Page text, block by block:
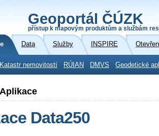
Geoportál ČÚZK
přístup k mapovým produktům a službám
Data Služby INSPIRE
Katastr nemovitostí RÚIAN DMVS Geodetické
Aplikace
Data250